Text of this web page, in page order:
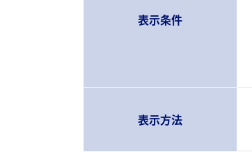
表示条件
表示方法